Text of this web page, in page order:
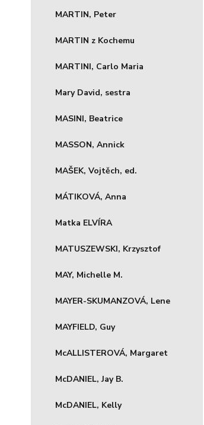
MARTIN, Peter
MARTIN z Kochemu
MARTINI, Carlo Maria
Mary David, sestra
MASINI, Beatrice
MASSON, Annick
MAŠEK, Vojtěch, ed.
MÁTIKOVÁ, Anna
Matka ELVÍRA
MATUSZEWSKI, Krzysztof
MAY, Michelle M.
MAYER-SKUMANZOVÁ, Lene
MAYFIELD, Guy
McALLISTEROVÁ, Margaret
McDANIEL, Jay B.
McDANIEL, Kelly